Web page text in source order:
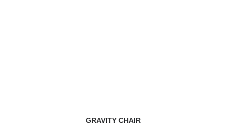
GRAVITY CHAIR